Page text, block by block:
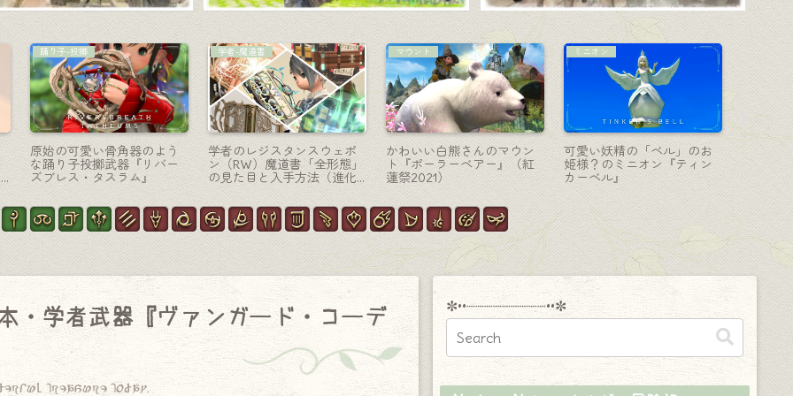
白魔道士-杖
可愛らしいピンクの光るメ
イス・白魔道士武器『ゼル
コバケーン』
召喚士-魔道書
極エターナルクイーンの召
喚士武器・機械モンシロチ
ョウの本『エターナルクイ
ーンズ・インデックス』
ミニオン
可愛すぎる赤ちゃんスプリ
ガンのミニオン『ダストバ
ニー』
コーディネート
【ミラプリ】とってもあっ
たかくて可愛らしいエスキ
モー服『ハイランド』シリ
ーズ（ララフェルVer.）
ナイト
ントム
・学者武器『ヴァンガード・コーデ
treasure today.
✼••┈┈┈┈┈┈┈┈┈••✼